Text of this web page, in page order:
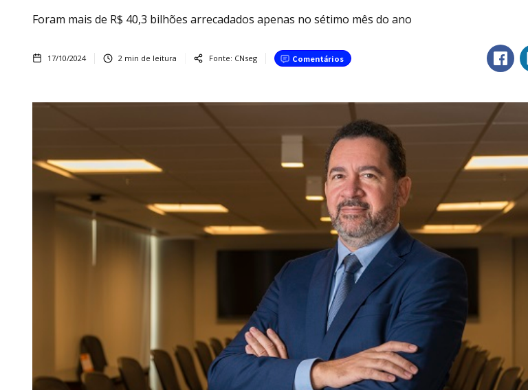
Foram mais de R$ 40,3 bilhões arrecadados apenas no sétimo mês do ano
17/10/2024 2 min de leitura Fonte: CNseg Comentários